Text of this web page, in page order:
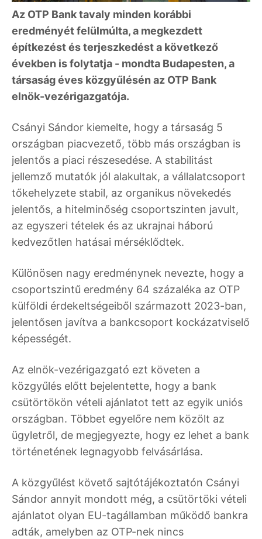
Az OTP Bank tavaly minden korábbi
eredményét felülmúlta, a megkezdett
építkezést és terjeszkedést a következő
években is folytatja - mondta Budapesten, a
társaság éves közgyűlésén az OTP Bank
elnök-vezérigazgatója.
Csányi Sándor kiemelte, hogy a társaság 5
országban piacvezető, több más országban is
jelentős a piaci részesedése. A stabilitást
jellemző mutatók jól alakultak, a vállalatcsoport
tőkehelyzete stabil, az organikus növekedés
jelentős, a hitelminőség csoportszinten javult,
az egyszeri tételek és az ukrajnai háború
kedvezőtlen hatásai mérséklődtek.
Különösen nagy eredménynek nevezte, hogy a
csoportszintű eredmény 64 százaléka az OTP
külföldi érdekeltségeiből származott 2023-ban,
jelentősen javítva a bankcsoport kockázatviselő
képességét.
Az elnök-vezérigazgató ezt követen a
közgyűlés előtt bejelentette, hogy a bank
csütörtökön vételi ajánlatot tett az egyik uniós
országban. Többet egyelőre nem közölt az
ügyletről, de megjegyezte, hogy ez lehet a bank
történetének legnagyobb felvásárlása.
A közgyűlést követő sajtótájékoztatón Csányi
Sándor annyit mondott még, a csütörtöki vételi
ajánlatot olyan EU-tagállamban működő bankra
adták, amelyben az OTP-nek nincs